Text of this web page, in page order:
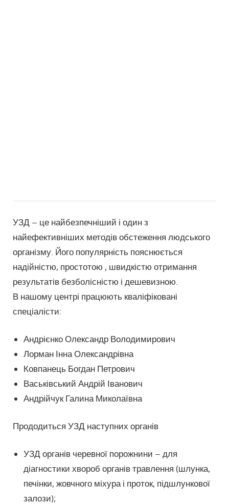
УЗД – це найбезпечніший і один з
найефективніших методів обстеження людського
організму. Його популярність пояснюється
надійністю, простотою , швидкістю отримання
результатів безболісністю і дешевизною.
В нашому центрі працюють кваліфіковані
спеціалісти:
Андрієнко Олександр Володимирович
Лорман Інна Олександрівна
Ковпанець Богдан Петрович
Васьківський Андрій Іванович
Андрійчук Галина Миколаївна
Прододиться УЗД наступних органів
УЗД органів черевної порожнини – для
діагностики хвороб органів травлення (шлунка,
печінки, жовчного міхура і проток, підшлункової
залози);